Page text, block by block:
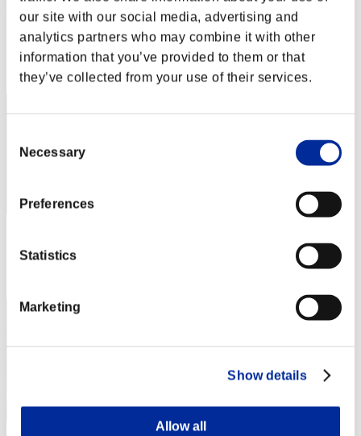
our site with our social media, advertising and
analytics partners who may combine it with other
information that you’ve provided to them or that
they’ve collected from your use of their services.
Selection
Necessary
Preferences
Statistics
Marketing
Show details
Allow all
Lu-yun
Puntos:Lv:1/01'21"26
Posición
2
Posición